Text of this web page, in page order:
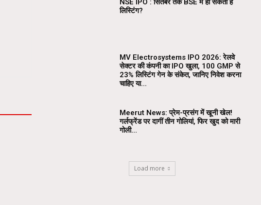
लिस्टिंग?
MV Electrosystems IPO 2026: रेलवे
सेक्टर की कंपनी का IPO खुला, ₹100 GMP से
23% लिस्टिंग गेन के संकेत, जानिए निवेश करना
चाहिए या...
Meerut News: प्रेम-प्रसंग में खूनी खेल!
गर्लफ्रेंड पर दागीं तीन गोलियां, फिर खुद को मारी
गोली…
Load more